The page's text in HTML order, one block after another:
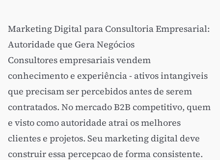
Marketing Digital para Consultoria Empresarial:
Autoridade que Gera Negócios
Consultores empresariais vendem
conhecimento e experiência - ativos intangiveis
que precisam ser percebidos antes de serem
contratados. No mercado B2B competitivo, quem
e visto como autoridade atrai os melhores
clientes e projetos. Seu marketing digital deve
construir essa percepcao de forma consistente.